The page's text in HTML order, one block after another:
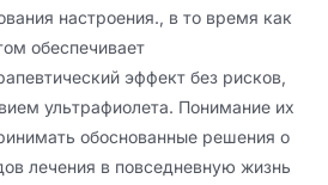
настроения., в то время как
обеспечивает
эффект без рисков,
ультрафиолета. Понимание их
обоснованные решения о
лечения в повседневную жизнь